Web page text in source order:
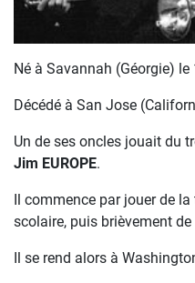
Né à Savannah (Géorgie)
Décédé à San Jose
Un de ses oncles jouait du
Jim EUROPE.
Il commence par jouer de
scolaire, puis brièvement
Il se rend alors à